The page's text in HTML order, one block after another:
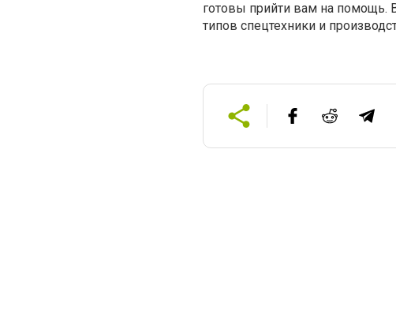
готовы прийти вам на помощь.
типов спецтехники и